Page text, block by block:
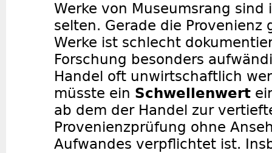
Werke von Museumsrang sind
selten. Gerade die Provenienz
Werke ist schlecht
Forschung besonders
Handel oft unwirtschaftlich
müsste ein Schwellenwert
ab dem der Handel zur
Provenienzprüfung ohne
Aufwandes verpflichtet ist.